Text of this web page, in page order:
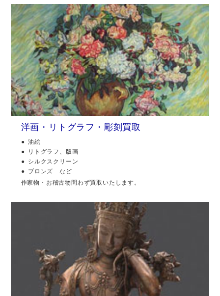
洋画・リトグラフ・彫刻買取
油絵
リトグラフ、版画
シルクスクリーン
ブロンズ など
作家物・お稽古物問わず買取いたします。